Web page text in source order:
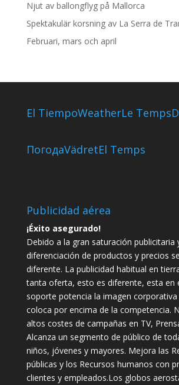
Njut av ballongflyg på Mallorca
Spektakulär korsning av La Serra de
Februari, mars och april
El TiempoWeatherLe Temps
ПогодаVädretEl Temps
Publicidad aérea
¡Éxito asegurado!
Debido a la gran saturación publicitaria
diferenciación de productos y precios
diferente. La publicidad habitual en
tanta oferta, esto es diferente, esta en
soporte potencia la imagen corporativa
coloca por encima de la competencia.
altos costes de campañas en TV,
Alcanza un segmento de público de
niños, jóvenes y mayores. Mejora las
públicas y los Recursos humanos con
clientes y empleados.Los globos